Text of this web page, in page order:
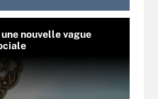
nouvelle vague